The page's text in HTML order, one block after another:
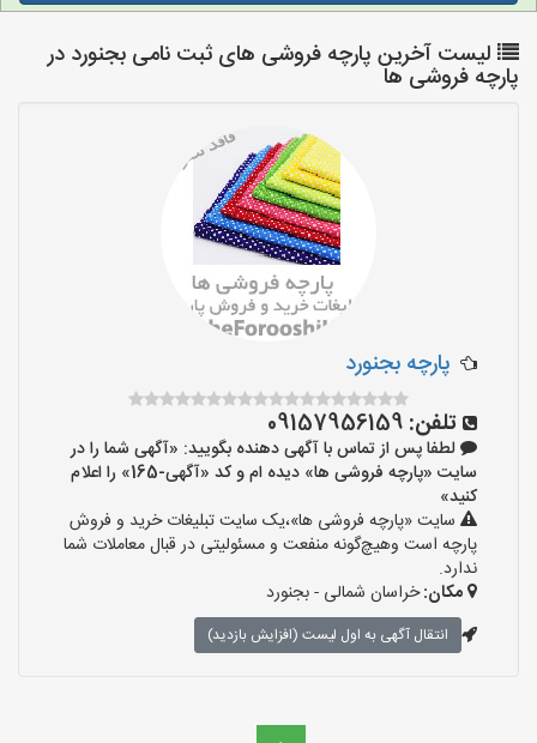
لیست آخرین پارچه فروشی های ثبت نامی بجنورد در
پارچه فروشی ها
پارچه بجنورد
تلفن: 09157956159
لطفا پس از تماس با آگهی دهنده بگویید: «آگهی شما را در
سایت «پارچه فروشی ها» دیده ام و کد «آگهی-165» را اعلام
کنید»
سایت «پارچه فروشی ها»،یک سایت تبلیغات خرید و فروش
پارچه است وهیچ‌گونه منفعت و مسئولیتی در قبال معاملات شما
ندارد.
مکان:خراسان شمالی - بجنورد
انتقال آگهی به اول لیست (افزایش بازدید)